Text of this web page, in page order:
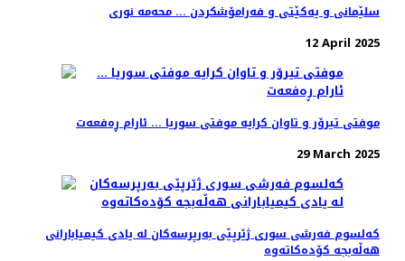
سلێمانی و یەکێتی و فەرامۆشکردن ... محەمە نوری
12 April 2025
موفتی تیرۆر و تاوان کرایە موفتی سوریا ... ئارام ڕەفعەت
29 March 2025
کەلسوم فەرشی سوری ژێرپێی بەرپرسەکان لە یادی کیمیابارانی
هەڵەبجە کۆدەکاتەوە